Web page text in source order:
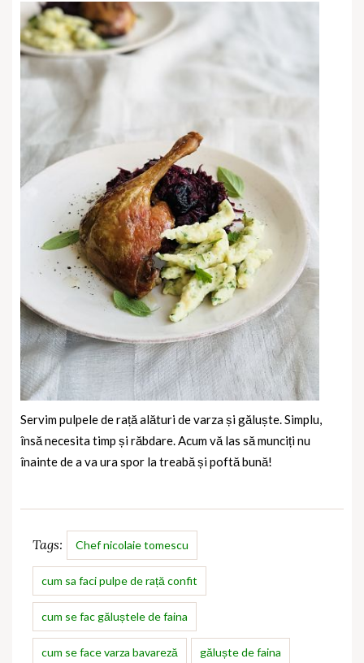
Servim pulpele de rață alături de varza și găluște. Simplu,
însă necesita timp și răbdare. Acum vă las să munciți nu
înainte de a va ura spor la treabă și poftă bună!
Tags: Chef nicolaie tomescu
cum sa faci pulpe de rață confit
cum se fac găluștele de faina
cum se face varza bavareză găluște de faina